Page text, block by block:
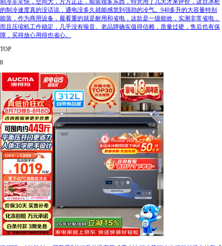
制冷非常快，空间大，方方正正，能装很多东西，特意用了几天才来评价，这台冰柜
的制冷速度真的没话说，通电没多久就能感觉到强劲的冷气。940多升的大容量特别
能装，作为商用设备，最看重的就是耐用和省电，这款是一级能效，实测非常省电，
而且压缩机工作稳定，几乎没有噪音。老品牌确实值得信赖，质量过硬，售后也有保
障，买得放心用得也省心。
TOP
8